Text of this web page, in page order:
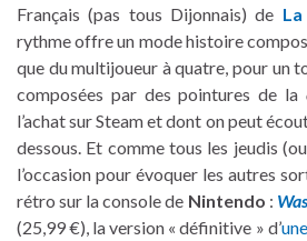
Français (pas tous Dijonnais) de
rythme offre un mode histoire
que du multijoueur à quatre, pour un
composées par des pointures de la
l’achat sur Steam et dont on peut
dessous. Et comme tous les jeudis
l’occasion pour évoquer les autres
rétro sur la console de Nintendo :
(25,99 €), la version « définitive » d’